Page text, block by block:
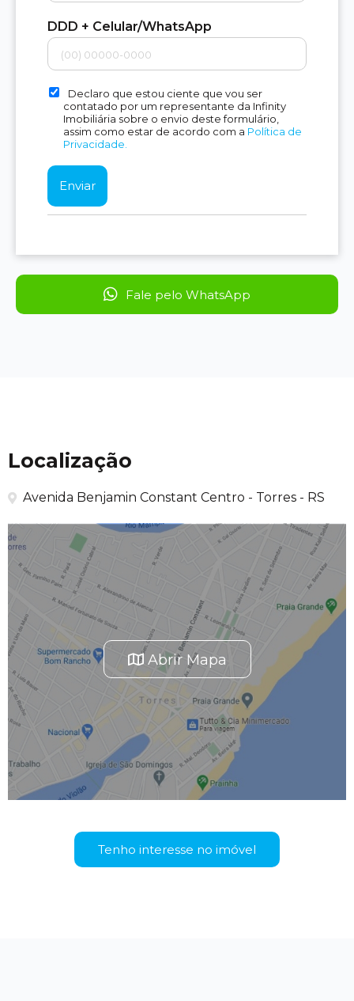
DDD + Celular/WhatsApp
Declaro que estou ciente que vou ser
contatado por um representante da Infinity
Imobiliária sobre o envio deste formulário,
assim como estar de acordo com a Política de
Privacidade.
Fale pelo WhatsApp
Localização
Avenida Benjamin Constant Centro - Torres - RS
Abrir Mapa
Tenho interesse no imóvel